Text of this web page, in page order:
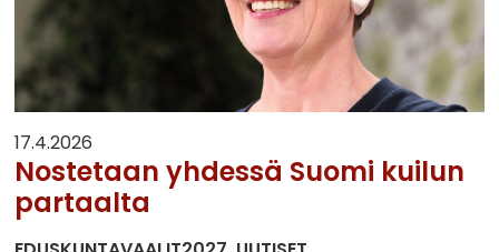
17.4.2026
Nostetaan yhdessä Suomi kuilun
partaalta